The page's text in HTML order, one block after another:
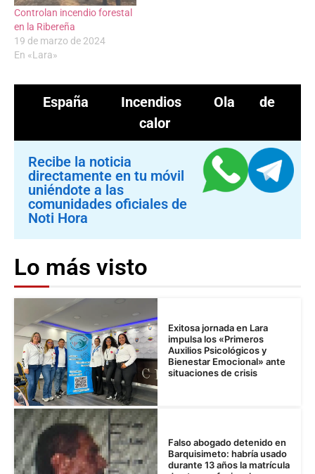
Controlan incendio forestal
en la Ribereña
19 de marzo de 2024
En «Lara»
España Incendios
Ola de
calor
Recibe la noticia
directamente en tu móvil
uniéndote a las
comunidades oficiales de
Noti Hora
Lo más visto
Exitosa jornada en Lara
impulsa los «Primeros
Auxilios Psicológicos y
Bienestar Emocional» ante
situaciones de crisis
Falso abogado detenido en
Barquisimeto: habría usado
durante 13 años la matrícula